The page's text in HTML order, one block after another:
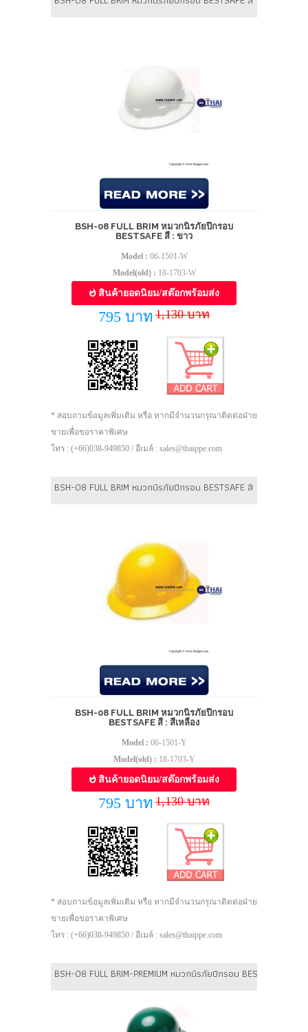
BSH-08 FULL BRIM หมวกนิรภัยปีกรอบ
BESTSAFE สี : ขาว
Model : 06-1501-W
Model(old) : 18-1703-W
สินค้ายอดนิยม/สต๊อกพร้อมส่ง
795 บาท 1,130 บาท
* สอบถามข้อมูลเพิ่มเติม หรือ หากมีจำนวนกรุณาติดต่อฝ่าย
ขายเพื่อขอราคาพิเศษ
โทร : (+66)038-949850 / อีเมล์ : sales@thaippe.com
BSH-08 FULL BRIM หมวกนิรภัยปีกรอบ BESTSAFE สี : สีเหลือง
BSH-08 FULL BRIM หมวกนิรภัยปีกรอบ
BESTSAFE สี : สีเหลือง
Model : 06-1501-Y
Model(old) : 18-1703-Y
สินค้ายอดนิยม/สต๊อกพร้อมส่ง
795 บาท 1,130 บาท
* สอบถามข้อมูลเพิ่มเติม หรือ หากมีจำนวนกรุณาติดต่อฝ่าย
ขายเพื่อขอราคาพิเศษ
โทร : (+66)038-949850 / อีเมล์ : sales@thaippe.com
BSH-08 FULL BRIM-PREMIUM หมวกนิรภัยปีกรอบ BESTSAFE (รว